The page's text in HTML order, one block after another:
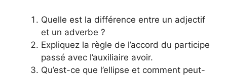
Quelle est la différence entre un adjectif
et un adverbe ?
Expliquez la règle de l’accord du participe
passé avec l’auxiliaire avoir.
Qu’est-ce que l’ellipse et comment peut-